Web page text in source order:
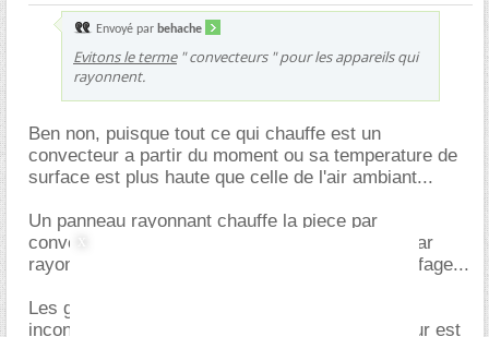
Envoyé par behache
Evitons le terme" convecteurs " pour les appareils qui
rayonnent.
Ben non, puisque tout ce qui chauffe est un
convecteur a partir du moment ou sa temperature de
surface est plus haute que celle de l'air ambiant...
Un panneau rayonnant chauffe la piece par
convection, et seulement ce qui est devant lui par
rayonnement. Idem un poele ou tout autre chauffage...
Les gens font l'amalgame entre convecteur et
inconfort parce que la temperature du convecteur est